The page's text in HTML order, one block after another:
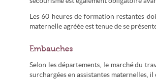
Les 60 heures de formation restantes
maternelle agréée est tenue de se
Embauches
Selon les départements, le marché du
surchargées en assistantes maternelles,